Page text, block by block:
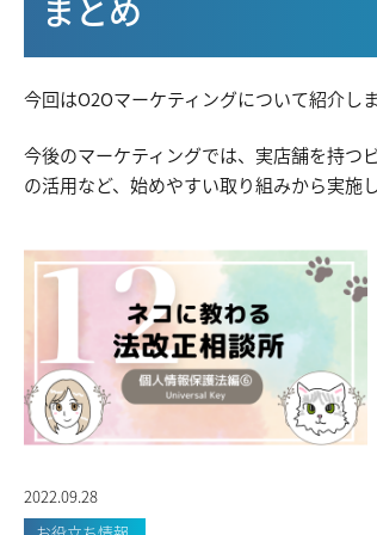
まとめ
今回はO2Oマーケティングについて紹介しま
今後のマーケティングでは、実店舗を持つ
の活用など、始めやすい取り組みから実施
2022.09.28